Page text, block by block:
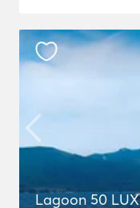
Lagoon 50 LUX